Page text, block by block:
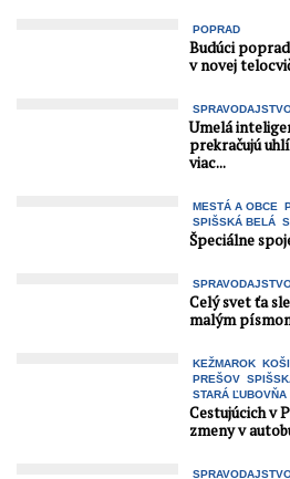
POPRAD
Budúci
v novej
Umelá
prekračujú
viac...
MESTÁ A OBCE
SPIŠSKÁ BELÁ
Špeciálne
Celý svet ťa
malým
KEŽMAROK
PREŠOV
STARÁ ĽUBOVŇA
Cestujúcich v
zmeny v